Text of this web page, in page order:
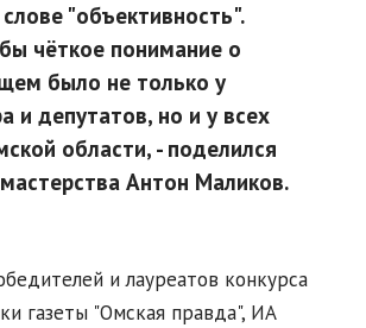
"объективность".
чёткое понимание о
было не только у
и депутатов, но и у всех
области, - поделился
Антон Маликов.
и лауреатов конкурса
газеты "Омская правда", ИА